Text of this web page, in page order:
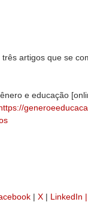
artigos que se
e educação
| X | LinkedIn